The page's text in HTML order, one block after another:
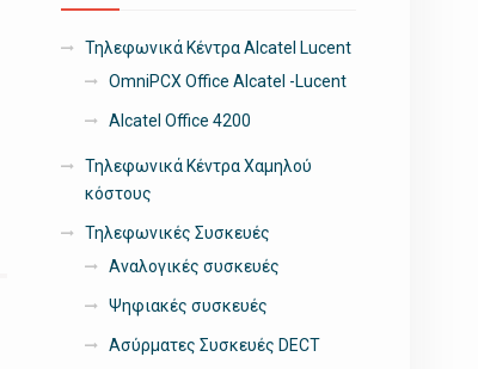
Τηλεφωνικά Κέντρα Alcatel Lucent
OmniPCX Office Alcatel -Lucent
Alcatel Office 4200
Τηλεφωνικά Κέντρα Χαμηλού
κόστους
Τηλεφωνικές Συσκευές
Αναλογικές συσκευές
Ψηφιακές συσκευές
Ασύρματες Συσκευές DECT